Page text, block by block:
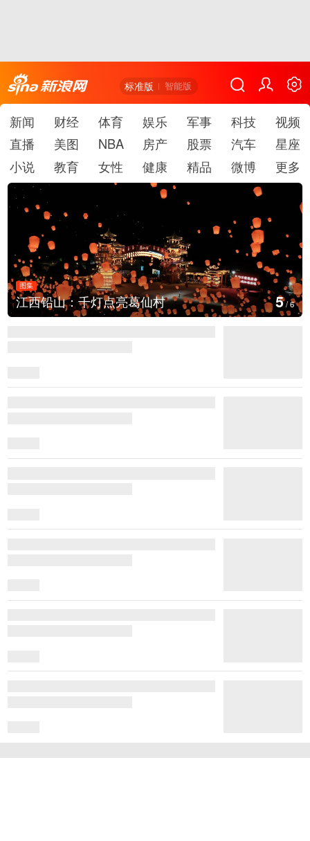
标准版 智能版
新闻 财经 体育 娱乐 军事 科技
视频
直播
美图 NBA 房产 股票 汽车
星座
小说
教育 女性 健康 精品 微博 更多
图集
上海：七彩稻田画迎最佳观赏期 6/6